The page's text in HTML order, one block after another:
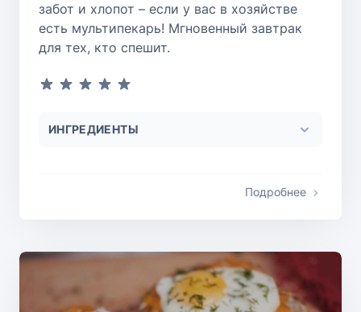
забот и хлопот – если у вас в хозяйстве
есть мультипекарь! Мгновенный завтрак
для тех, кто спешит.
ИНГРЕДИЕНТЫ
Подробнее